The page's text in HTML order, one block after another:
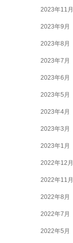
2023年11月
2023年9月
2023年8月
2023年7月
2023年6月
2023年5月
2023年4月
2023年3月
2023年1月
2022年12月
2022年11月
2022年8月
2022年7月
2022年5月